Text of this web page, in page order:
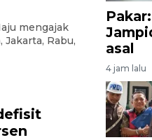
mengajak
Rabu,
asal
4 jam lalu